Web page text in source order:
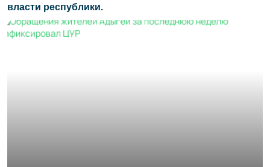
власти республики.